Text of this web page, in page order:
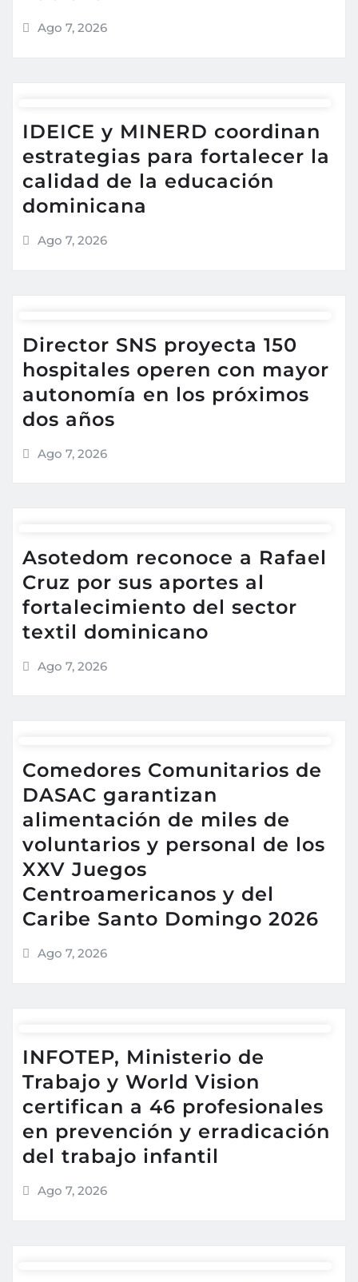
Ago 7, 2026
IDEICE y MINERD coordinan
estrategias para fortalecer la
calidad de la educación
dominicana
Ago 7, 2026
Director SNS proyecta 150
hospitales operen con mayor
autonomía en los próximos
dos años
Ago 7, 2026
Asotedom reconoce a Rafael
Cruz por sus aportes al
fortalecimiento del sector
textil dominicano
Ago 7, 2026
Comedores Comunitarios de
DASAC garantizan
alimentación de miles de
voluntarios y personal de los
XXV Juegos
Centroamericanos y del
Caribe Santo Domingo 2026
Ago 7, 2026
INFOTEP, Ministerio de
Trabajo y World Vision
certifican a 46 profesionales
en prevención y erradicación
del trabajo infantil
Ago 7, 2026